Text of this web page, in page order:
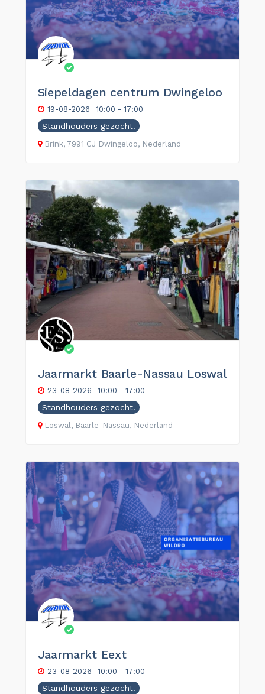
Siepeldagen centrum Dwingeloo
19-08-2026 10:00 - 17:00
Standhouders gezocht!
Brink, 7991 CJ Dwingeloo, Nederland
Jaarmarkt Baarle-Nassau Loswal
23-08-2026 10:00 - 17:00
Standhouders gezocht!
Loswal, Baarle-Nassau, Nederland
Jaarmarkt Eext
23-08-2026 10:00 - 17:00
Standhouders gezocht!